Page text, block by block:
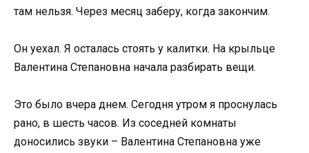
там нельзя. Через месяц заберу, когда закончим.
Он уехал. Я осталась стоять у калитки. На крыльце
Валентина Степановна начала разбирать вещи.
Это было вчера днем. Сегодня утром я проснулась
рано, в шесть часов. Из соседней комнаты
доносились звуки – Валентина Степановна уже